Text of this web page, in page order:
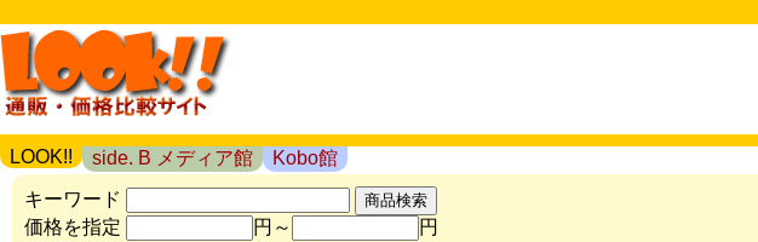
LOOK!! side. B メディア館
Kobo館
キーワード
価格を指定
円～
円